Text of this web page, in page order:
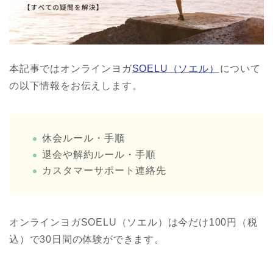
本記事ではオンラインヨガSOELU（ソエル）
について
の以下情報をお伝えします。
休会ルール・手順
退会や解約ルール・手順
カスタマーサポート連絡先
オンラインヨガSOELU（ソエル）は今だけ100円（税
込）で30日間の体験ができます。